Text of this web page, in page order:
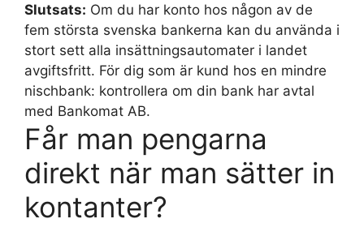
Slutsats: Om du har konto hos någon av de
fem största svenska bankerna kan du använda i
stort sett alla insättningsautomater i landet
avgiftsfritt. För dig som är kund hos en mindre
nischbank: kontrollera om din bank har avtal
med Bankomat AB.
Får man pengarna
direkt när man sätter in
kontanter?